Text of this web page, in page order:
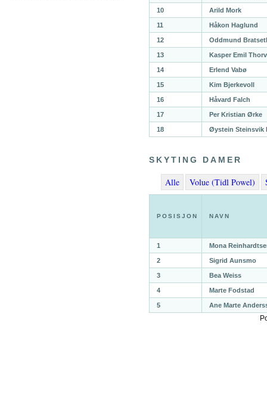
10 Arild Mork
11 Håkon Haglund
12 Oddmund
13 Kasper Emil
14 Erlend Vabø
15 Kim Bjerkevoll
16 Håvard Falch
17 Per Kristian Ørke
18 Øystein Steinsvik
SKYTING DAMER
Alle Volue (Tidl Powel)
POSISJON NAVN
1 Mona
2 Sigrid Aunsmo
3 Bea Weiss
4 Marte Fodstad
5 Ane Marte